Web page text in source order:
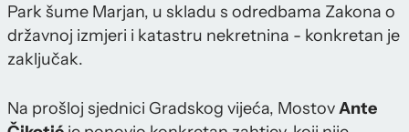
Park šume Marjan, u skladu s odredbama Zakona o
državnoj izmjeri i katastru nekretnina - konkretan je
zaključak.
Na prošloj sjednici Gradskog vijeća, MostovAnte